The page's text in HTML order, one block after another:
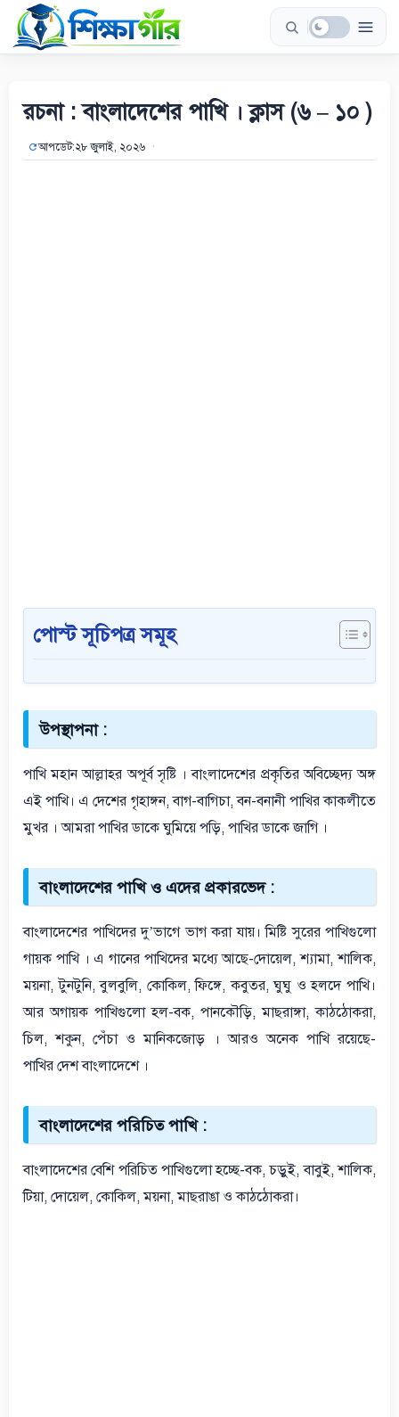
Skip
content
রচনা : বাংলাদেশের পাখি । ক্লাস (৬ – ১০ )
আপডেট:২৮ জুলাই, ২০২৬
পোস্ট সূচিপত্র সমূহ
উপস্থাপনা :
পাখি মহান আল্লাহর অপূর্ব সৃষ্টি । বাংলাদেশের প্রকৃতির অবিচ্ছেদ্য অঙ্গ
এই পাখি। এ দেশের গৃহাঙ্গন, বাগ-বাগিচা, বন-বনানী পাখির কাকলীতে
মুখর । আমরা পাখির ডাকে ঘুমিয়ে পড়ি, পাখির ডাকে জাগি ।
বাংলাদেশের পাখি ও এদের প্রকারভেদ :
বাংলাদেশের পাখিদের দু’ভাগে ভাগ করা যায়। মিষ্টি সুরের পাখিগুলো
গায়ক পাখি । এ গানের পাখিদের মধ্যে আছে-দোয়েল, শ্যামা, শালিক,
ময়না, টুনটুনি, বুলবুলি, কোকিল, ফিঙ্গে, কবুতর, ঘুঘু ও হলদে পাখি।
আর অগায়ক পাখিগুলো হল-বক, পানকৌড়ি, মাছরাঙ্গা, কাঠঠোকরা,
চিল, শকুন, পেঁচা ও মানিকজোড় । আরও অনেক পাখি রয়েছে-
পাখির দেশ বাংলাদেশে ।
বাংলাদেশের পরিচিত পাখি :
বাংলাদেশের বেশি পরিচিত পাখিগুলো হচ্ছে-বক, চড়ুই, বাবুই, শালিক,
টিয়া, দোয়েল, কোকিল, ময়না, মাছরাঙা ও কাঠঠোকরা।